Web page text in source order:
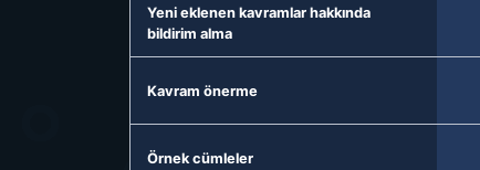
Yeni eklenen kavramlar hakkında
bildirim alma
Kavram önerme
Örnek cümleler